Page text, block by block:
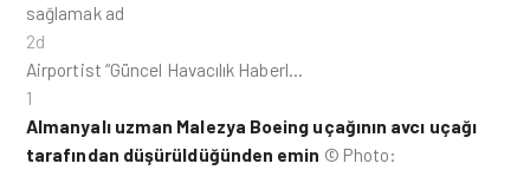
sağlamak ad
2d
Airportist “Güncel Havacılık Haberl…
1
Almanyalı uzman Malezya Boeing uçağının avcı uçağı
tarafından düşürüldüğünden emin © Photo: